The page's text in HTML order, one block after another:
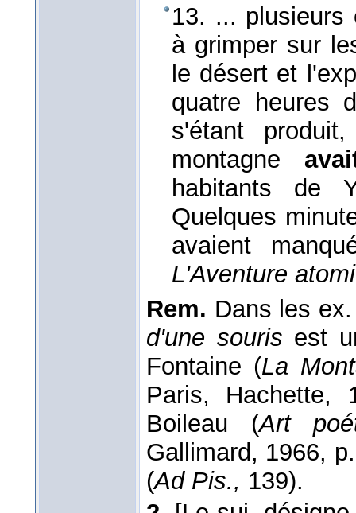
13. ... plusieurs
à grimper sur
le désert et
quatre heures
s'étant
montagne
habitants de
Quelques
avaient
L'Aventure
Rem. Dans les
d'une souris est
Fontaine (La
Paris,
Boileau (Art
Gallimard, 1966,
(Ad Pis., 139).